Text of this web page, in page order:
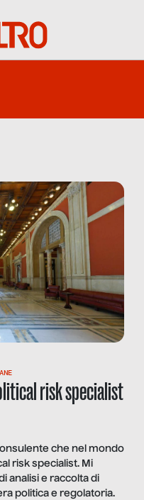
risk specialist
che nel mondo
risk specialist. Mi
analisi e raccolta di
politica e regolatoria.